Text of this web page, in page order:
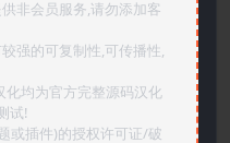
非会员服务,请勿添加客
强的可复制性,可传播性,
化均为官方完整源码汉化
试!
或插件)的授权许可证/破